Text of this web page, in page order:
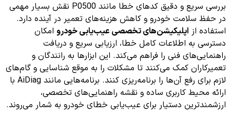
بررسی سریع و دقیق کدهای خطا مانند P0500 نقش بسیار مهمی
در حفظ سلامت خودرو و کاهش هزینه‌های تعمیر در آینده دارد.
استفاده از اپلیکیشن‌های تخصصی عیب‌یابی خودرو امکان
دسترسی به اطلاعات کامل خطا، ارزیابی سریع و دریافت
راهنمایی‌های فنی را فراهم می‌کند. این ابزارها به رانندگان و
تعمیرکاران کمک می‌کنند تا مشکلات را به موقع شناسایی و گام‌های
لازم برای رفع آن‌ها را برنامه‌ریزی کنند. برنامه‌هایی مانند AiDiag با
ارائه محیط کاربری ساده و نقشه راهنمایی‌های تخصصی،
ارزشمندترین دستیار برای عیب‌یابی خطای خودرو به شمار می‌روند.